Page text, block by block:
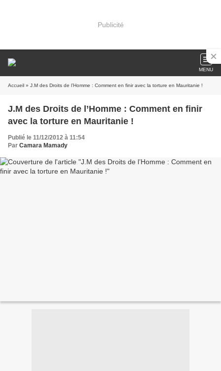
Publicité
MENU
Accueil » J.M des Droits de l’Homme : Comment en finir avec la torture en Mauritanie !
J.M des Droits de l’Homme : Comment en finir
avec la torture en Mauritanie !
Publié le 11/12/2012 à 11:54
Par Camara Mamady